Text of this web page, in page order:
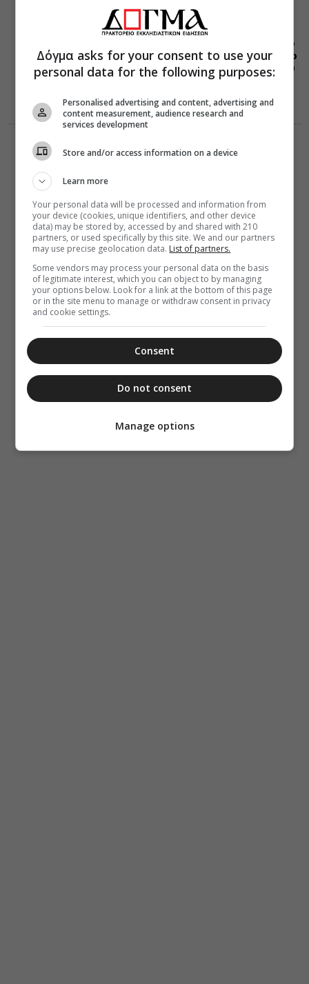
Σαν σήμερα το
1823 πεθαίνει ο
αγωνιστής του
1821, Μάρκος
08 Αυγούστου 2026
ειρήνη
Δόγμα asks for your consent to use your
personal data for the following purposes:
Personalised advertising and content, advertising and
content measurement, audience research and
services development
Store and/or access information on a device
Learn more
Your personal data will be processed and information from
your device (cookies, unique identifiers, and other device
data) may be stored by, accessed by and shared with 210
partners, or used specifically by this site. We and our partners
may use precise geolocation data. List of partners.
Some vendors may process your personal data on the basis
of legitimate interest, which you can object to by managing
your options below. Look for a link at the bottom of this page
or in the site menu to manage or withdraw consent in privacy
and cookie settings.
Consent
Do not consent
Manage options